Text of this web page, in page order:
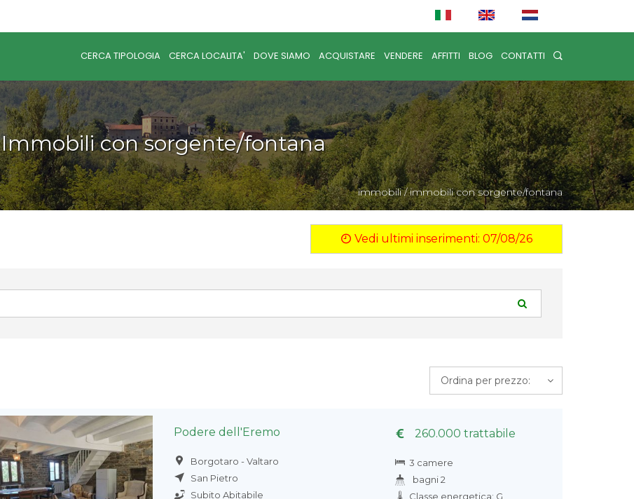
CERCA TIPOLOGIA CERCA LOCALITA' DOVE SIAMO ACQUISTARE VENDERE AFFITTI BLOG CONTATTI
Immobili con sorgente/fontana
immobili/immobili con sorgente/fontana
Vedi ultimi inserimenti: 07/08/26
Ordina per prezzo:
Podere dell'Eremo
Borgotaro - Valtaro
San Pietro
Subito Abitabile
260.000 trattabile
3 camere
bagni 2
Classe energetica: G